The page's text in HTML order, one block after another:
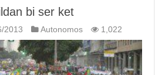
bi ser ket
2013 Autonomos 1,022